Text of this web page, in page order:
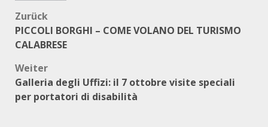
Beitragsnavigation
Zurück
PICCOLI BORGHI – COME VOLANO DEL TURISMO
CALABRESE
Weiter
Galleria degli Uffizi: il 7 ottobre visite speciali
per portatori di disabilità